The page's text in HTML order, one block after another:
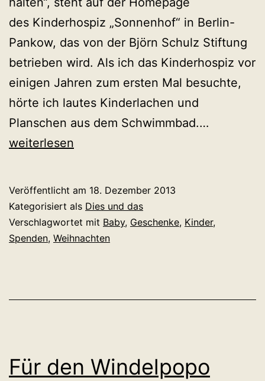
des Kinderhospiz „Sonnenhof“ in Berlin-
Pankow, das von der Björn Schulz Stiftung
betrieben wird. Als ich das Kinderhospiz vor
einigen Jahren zum ersten Mal besuchte,
hörte ich lautes Kinderlachen und
Planschen aus dem Schwimmbad.…
weiterlesen
Veröffentlicht am 18. Dezember 2013
Kategorisiert als Dies und das
Verschlagwortet mit Baby, Geschenke, Kinder,
Spenden, Weihnachten
Für den Windelpopo